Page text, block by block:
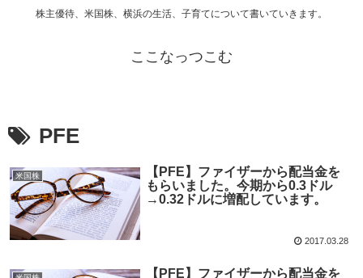
株主優待、米国株、横浜の生活、子育てについて書いていきます。
ここなっつこむ
PFE
米国株
【PFE】ファイザーから配当金を
もらいました。今期から0.3ドル
→0.32ドルに増配しています。
2017.03.28
【PFE】ファイザーから配当金を